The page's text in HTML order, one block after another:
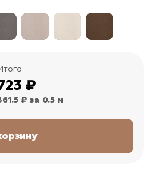
₽
₽ за 0.5 м